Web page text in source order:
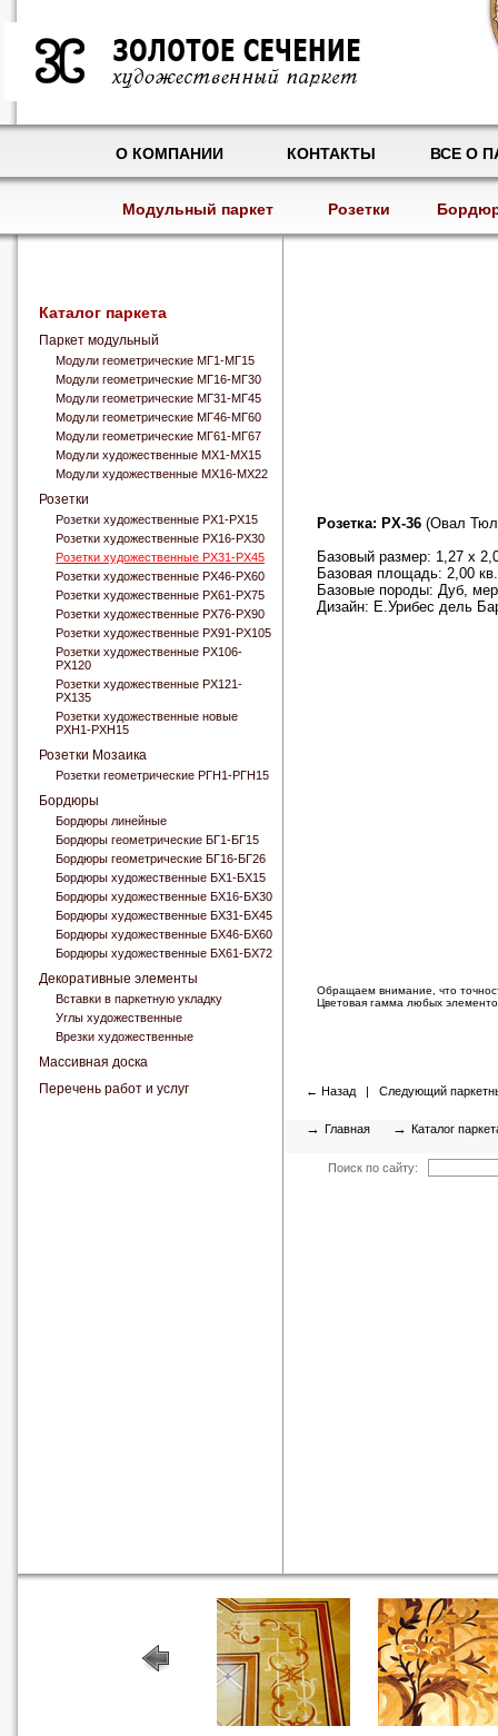
О КОМПАНИИ КОНТАКТЫ ВСЕ О
Модульный паркет Розетки
Каталог паркета
Паркет модульный
Модули геометрические МГ1-МГ15
Модули геометрические МГ16-МГ30
Модули геометрические МГ31-МГ45
Модули геометрические МГ46-МГ60
Модули геометрические МГ61-МГ67
Модули художественные МХ1-МХ15
Модули художественные МХ16-МХ22
Розетки
Розетки художественные РХ1-РХ15
Розетки художественные РХ16-РХ30
Розетки художественные РХ31-РХ45
Розетки художественные РХ46-РХ60
Розетки художественные РХ61-РХ75
Розетки художественные РХ76-РХ90
Розетки художественные РХ91-РХ105
Розетки художественные РХ106-
РХ120
Розетки художественные РХ121-
РХ135
Розетки художественные новые
РХН1-РХН15
Розетки Мозаика
Розетки геометрические РГН1-РГН15
Бордюры
Бордюры линейные
Бордюры геометрические БГ1-БГ15
Бордюры геометрические БГ16-БГ26
Бордюры художественные БХ1-БХ15
Бордюры художественные БХ16-БХ30
Бордюры художественные БХ31-БХ45
Бордюры художественные БХ46-БХ60
Бордюры художественные БХ61-БХ72
Декоративные элементы
Вставки в паркетную укладку
Углы художественные
Врезки художественные
Массивная доска
Перечень работ и услуг
Розетка: РХ-36 (Овал
Базовый размер: 1,27 x
Базовая площадь: 2,00
Базовые породы: Дуб,
Дизайн: Е.Урибес дель
Обращаем внимание, что
Цветовая гамма любых
← Назад | Следующий
→ Главная → Каталог
Поиск по сайту: